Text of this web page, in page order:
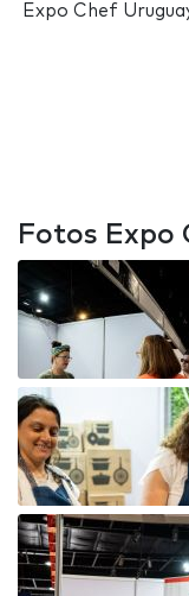
Expo Chef
Fotos Expo